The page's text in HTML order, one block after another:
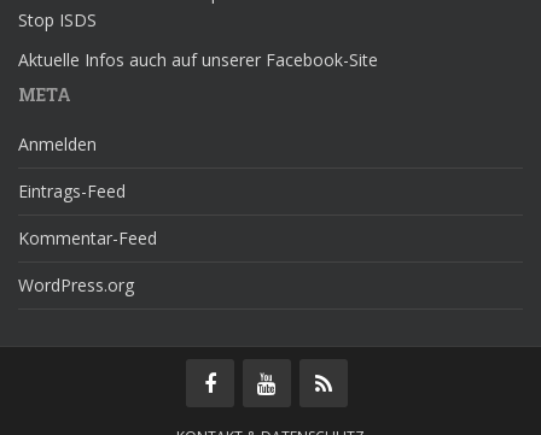
Stop ISDS
Aktuelle Infos auch auf unserer Facebook-Site
META
Anmelden
Eintrags-Feed
Kommentar-Feed
WordPress.org